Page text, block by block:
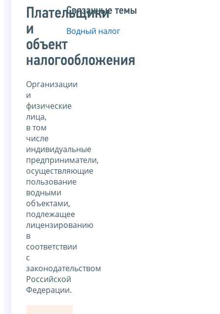
Плательщики
и
объект
налогообложения
Организации
и
физические
лица,
в том
числе
индивидуальные
предприниматели,
осуществляющие
пользование
водными
объектами,
подлежащее
лицензированию
в
соответствии
с
законодательством
Российской
Федерации.
Связанные темы
Водный налог